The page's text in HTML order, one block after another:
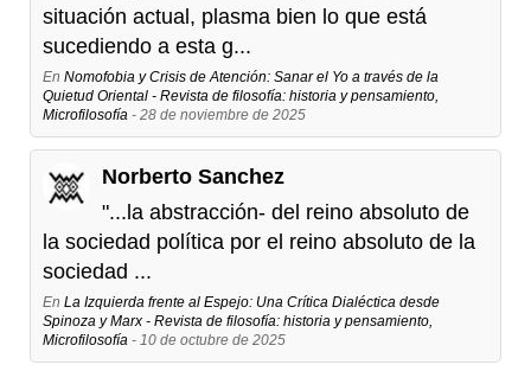
situación actual, plasma bien lo que está
sucediendo a esta g...
En Nomofobia y Crisis de Atención: Sanar el Yo a través de la
Quietud Oriental - Revista de filosofía: historia y pensamiento,
Microfilosofía - 28 de noviembre de 2025
Norberto Sanchez
"...la abstracción- del reino absoluto de
la sociedad política por el reino absoluto de la
sociedad ...
En La Izquierda frente al Espejo: Una Crítica Dialéctica desde
Spinoza y Marx - Revista de filosofía: historia y pensamiento,
Microfilosofía - 10 de octubre de 2025